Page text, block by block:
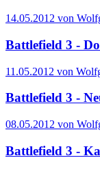
14.05.2012 von
Battlefield 3 -
11.05.2012 von
Battlefield 3 -
08.05.2012 von
Battlefield 3 -